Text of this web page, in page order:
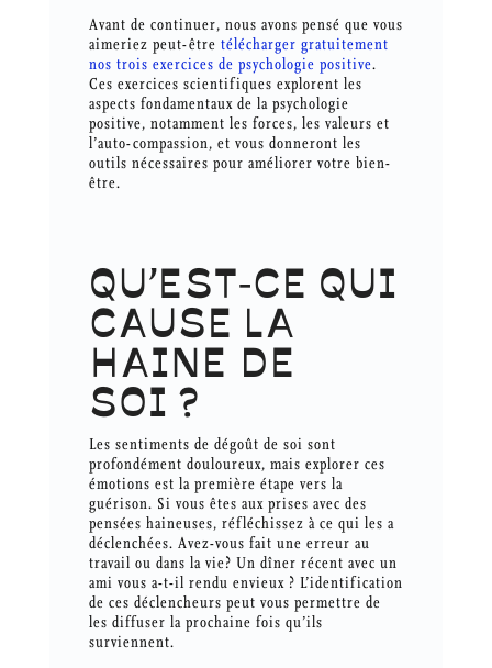
Avant de continuer, nous avons pensé que vous
aimeriez peut-être télécharger gratuitement
nos trois exercices de psychologie positive.
Ces exercices scientifiques explorent les
aspects fondamentaux de la psychologie
positive, notamment les forces, les valeurs et
l’auto-compassion, et vous donneront les
outils nécessaires pour améliorer votre bien-
être.
QU’EST-CE QUI
CAUSE LA
HAINE DE
SOI ?
Les sentiments de dégoût de soi sont
profondément douloureux, mais explorer ces
émotions est la première étape vers la
guérison. Si vous êtes aux prises avec des
pensées haineuses, réfléchissez à ce qui les a
déclenchées. Avez-vous fait une erreur au
travail ou dans la vie? Un dîner récent avec un
ami vous a-t-il rendu envieux ? L’identification
de ces déclencheurs peut vous permettre de
les diffuser la prochaine fois qu’ils
surviennent.